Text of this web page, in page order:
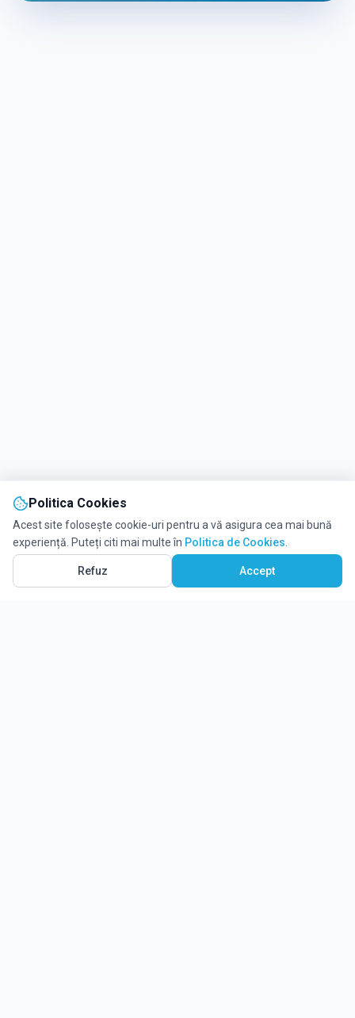
Politica Cookies
Acest site folosește cookie-uri pentru a vă asigura cea mai bună
experiență. Puteți citi mai multe în Politica de Cookies
Refuz Accept